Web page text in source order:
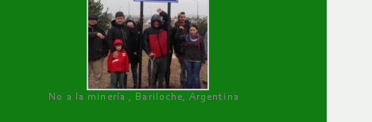
No a la minería , Bariloche, Argentina